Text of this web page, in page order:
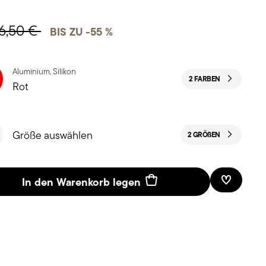
€ BIS ZU -55 %
Aluminium, Silikon
Rot 2 FARBEN
Größe auswählen 2 GRÖßEN
In den Warenkorb legen Add To